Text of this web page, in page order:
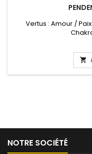
Vertus : Amour /

NOTRE SOCIÉTÉ